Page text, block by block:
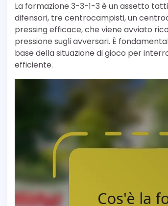
La formazione 3-3-1-3 è un assetto
difensori, tre centrocampisti, un
pressing efficace, che viene avviato
pressione sugli avversari. È
base della situazione di gioco per
efficiente.